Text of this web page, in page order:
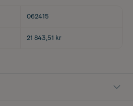
062415
21 843,51 kr